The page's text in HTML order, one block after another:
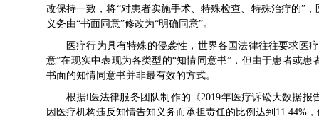
改保持一致，将“对患者实施手术、特殊检查、特殊治疗的”
义务由“书面同意”修改为“明确同意”。
医疗行为具有特殊的侵袭性，世界各国法律往往要求医
意”在现实中表现为各类型的“知情同意书”，但由于患者或
书面的知情同意书并非最有效的方式。
根据i医法律服务团队制作的《2019年医疗诉讼大数据
因医疗机构违反知情告知义务而承担责任的比例达到11.44%